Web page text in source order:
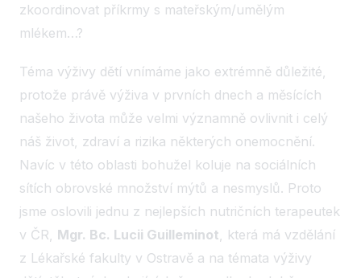
zkoordinovat příkrmy s mateřským/umělým
mlékem…?
Téma výživy dětí vnímáme jako extrémně důležité,
protože právě výživa v prvních dnech a měsících
našeho života může velmi významně ovlivnit i celý
náš život, zdraví a rizika některých onemocnění.
Navíc v této oblasti bohužel koluje na sociálních
sítích obrovské množství mýtů a nesmyslů. Proto
jsme oslovili jednu z nejlepších nutričních terapeutek
v ČR, Mgr. Bc. Lucii Guilleminot , která má vzdělání
z Lékařské fakulty v Ostravě a na témata výživy